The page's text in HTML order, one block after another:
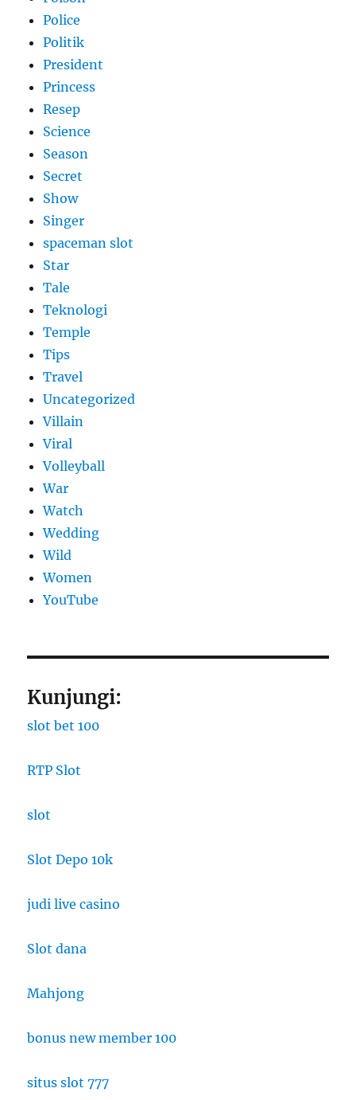
Police
Politik
President
Princess
Resep
Science
Season
Secret
Show
Singer
spaceman slot
Star
Tale
Teknologi
Temple
Tips
Travel
Uncategorized
Villain
Viral
Volleyball
War
Watch
Wedding
Wild
Women
YouTube
Kunjungi:
slot bet 100
RTP Slot
slot
Slot Depo 10k
judi live casino
Slot dana
Mahjong
bonus new member 100
situs slot 777